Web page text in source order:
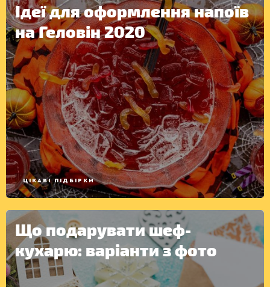
Ідеї для оформлення напоїв
на Геловін 2020
ЦІКАВІ ПІДБІРКИ
Що подарувати шеф-
кухарю: варіанти з фото